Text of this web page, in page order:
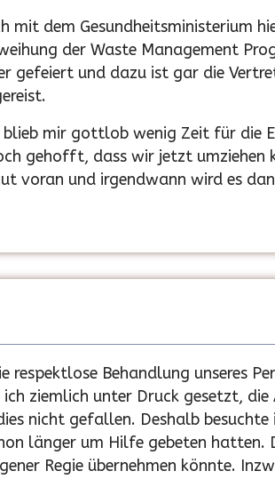
mit dem Gesundheitsministerium
der Waste Management
gefeiert und dazu ist gar die
blieb mir gottlob wenig Zeit für die
gehofft, dass wir jetzt umziehen
voran und irgendwann wird es
respektlose Behandlung unseres
ziemlich unter Druck gesetzt, die
nicht gefallen. Deshalb
länger um Hilfe gebeten
Regie übernehmen könnte.